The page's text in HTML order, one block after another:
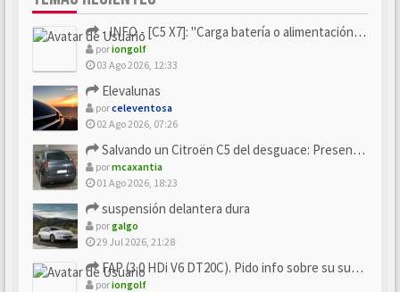
- INFO - [C5 X7]: "Carga batería o alimentación eléctri...
poriongolf
03 Ago 2026, 12:33
Elevalunas
porceleventosa
02 Ago 2026, 07:26
Salvando un Citroën C5 del desguace: Presentación y seguimiento
pormcaxantia
01 Ago 2026, 18:23
suspensión delantera dura
porgalgo
29 Jul 2026, 21:28
FAP (3.0 HDi V6 DT20C). Pido info sobre su sustitución
poriongolf